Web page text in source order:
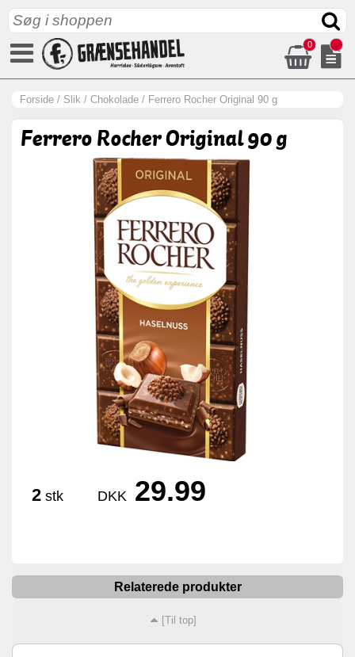
0
Forside / Slik / Chokolade / Ferrero Rocher Original 90 g
Ferrero Rocher Original 90 g
2 stk DKK 29.99
Relaterede produkter
[Til top]